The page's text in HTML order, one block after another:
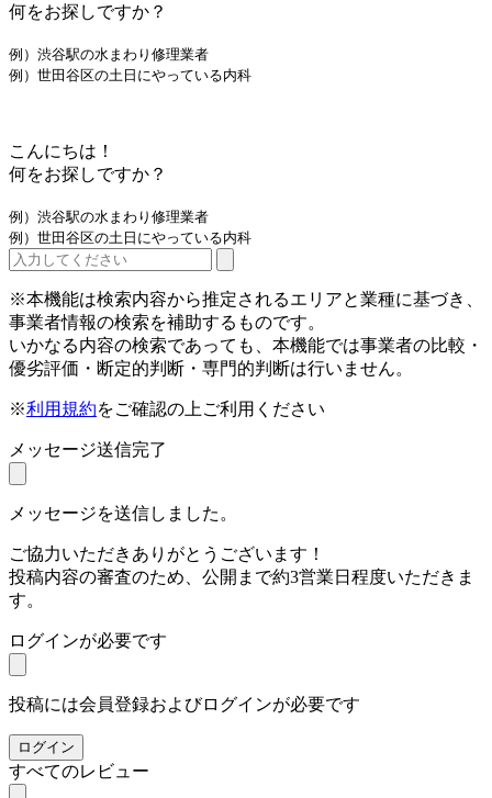
何をお探しですか？
例）渋谷駅の水まわり修理業者
例）世田谷区の土日にやっている内科
こんにちは！
何をお探しですか？
例）渋谷駅の水まわり修理業者
例）世田谷区の土日にやっている内科
※本機能は検索内容から推定されるエリアと業種に基づき、
事業者情報の検索を補助するものです。
いかなる内容の検索であっても、本機能では事業者の比較・
優劣評価・断定的判断・専門的判断は行いません。
※利用規約をご確認の上ご利用ください
メッセージ送信完了
メッセージを送信しました。
ご協力いただきありがとうございます！
投稿内容の審査のため、公開まで約3営業日程度いただきま
す。
ログインが必要です
投稿には会員登録およびログインが必要です
ログイン
すべてのレビュー